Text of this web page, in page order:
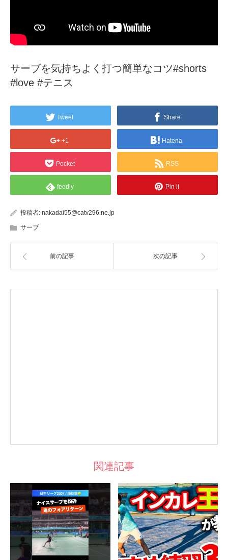
サーブを気持ちよく打つ簡単なコツ#shorts
#love #テニス
Tweet Share
+1 Hatena
Pocket RSS
feedly Pin it
投稿者: nakadai55@catv296.ne.jp
サーブ
前の記事 次の記事
関連記事